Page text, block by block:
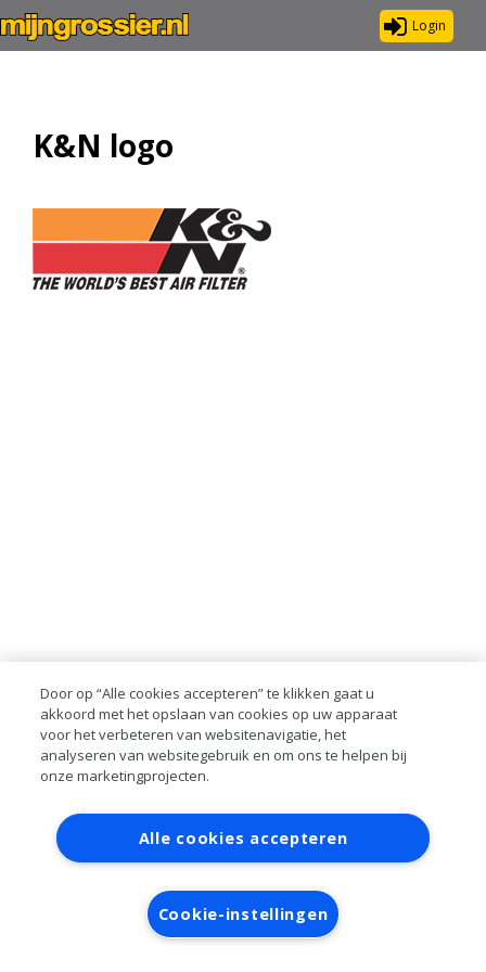
Login
K&N logo
Contact Account aanvragen
Inloggen
RAI bestanden
Privacy
Algemene
voorwaarden
Verwerkersovereenkomst
Door op “Alle cookies accepteren” te klikken gaat u
akkoord met het opslaan van cookies op uw apparaat
voor het verbeteren van websitenavigatie, het
analyseren van websitegebruik en om ons te helpen bij
onze marketingprojecten.
Alle cookies accepteren
Cookie-instellingen